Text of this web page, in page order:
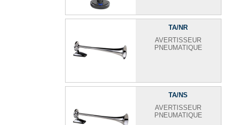
TA/NR
AVERTISSEUR
PNEUMATIQUE
TA/NS
AVERTISSEUR
PNEUMATIQUE